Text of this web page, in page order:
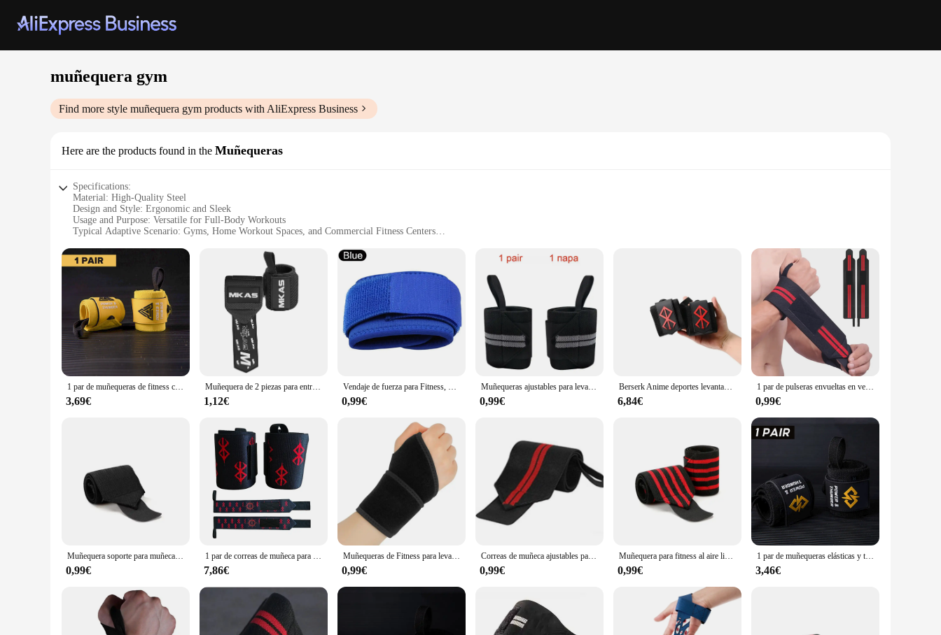
muñequera gym
Find more style muñequera gym products with AliExpress Business
Here are the products found in the Muñequeras
Specifications:
Material: High-Quality Steel
Design and Style: Ergonomic and Sleek
Usage and Purpose: Versatile for Full-Body Workouts
Typical Adaptive Scenario: Gyms, Home Workout Spaces, and Commercial Fitness Centers
Performance and Property: Durable and Stable for Maximum Efficiency
**Optimized for Performance**
The muñequera gym sets are meticulously crafted from robust steel, ensuring durability and stability during the most intense workouts. The sleek design not only complements any gym environment
but also enhances the user experience by providing a comfortable grip and smooth movement. Whether you're a seasoned athlete or a fitness enthusiast, these muñequeras are designed to meet the
demands of various workout routines, from strength training to high-intensity interval training (HIIT).
**Versatile and Adaptable**
The muñequeras are not just a piece of equipment; they are a versatile addition to any fitness space. Their adaptability makes them suitable for a wide range of users, from beginners to professionals.
The customizable sets available cater to different fitness levels and workout styles, allowing you to tailor your training to your specific needs. Whether you're targeting specific muscle groups or
engaging in full-body workouts, these muñequeras are your reliable partner in achieving your fitness goals.
Understanding the importance of quality in the fitness industry, our muñequeras are not just about aesthetics but also about reliability. Each set is designed to withstand the rigors of daily use, ensuring
that your investment is not only a smart financial decision but also a commitment to your health and fitness. With a focus on performance and longevity, these muñequeras are a testament to our
dedication to providing the best equipment for your workout regimen.
1 par de muñequeras de fitness con soporte de muñeca premium protegen su muñeca durante los entrenamientos de GYM Ideal para el peso muerto intenso de press de banca muñequeras gym
3,69€
Muñequera de 2 piezas para entrenamiento de gimnasio, soporte para levantamiento de pesas, correas de sujeción para Crossfit, Powerlifting
1,12€
Vendaje de fuerza para Fitness, muñequeras de mano, muñequeras deportivas, muñequeras de soporte para gimnasio, muñequera
0,99€
Muñequeras ajustables para levantamiento de pesas, muñequera protectora, soporte deportivo profesional, color gris, COYOCO, 1 par
0,99€
Berserk Anime deportes levantamiento de pesas muñequeras soporte para gimnasio entrenamiento resistente, Fitness peso muerto, levantamiento de pesas
6,84€
1 par de pulseras envueltas en vendaje para uso profesional en levantamiento de pesas y entrenamiento en gimnasio.
0,99€
Muñequera soporte para muñeca correas de muñeca envolturas de gimnasio vendaje Fitness entrenamiento de gimnasia fuerza levantamiento de pesas equipo de protección
0,99€
1 par de correas de muñeca para Fitness, soporte de muñeca para levantamiento de pesas en gimnasio, equipo de protección deportiva, pulsera de entrenamiento de fuerza
7,86€
Muñequeras de Fitness para levantamiento de pesas, correas de muñeca para gimnasio, entrenamiento cruzado, correa acolchada para el pulgar, muñequera para barra de soporte de mano, 1 unidad
0,99€
Correas de muñeca ajustables para hombres y mujeres, pulsera elástica y fijadores de muñeca para atletas, correas de muñeca para levantamiento de pesas, 1 ud.
0,99€
Muñequera para fitness al aire libre, muñequera para levantamiento de pesas, entrenamiento de gimnasio, correas de sujeción, envolturas para Crossfit, levantamiento de potencia, 2 piezas
0,99€
1 par de muñequeras elásticas y transpirables ajustables con estilo para entrenamientos intensos en el gimnasio press de banca peso muerto fitness
3,46€